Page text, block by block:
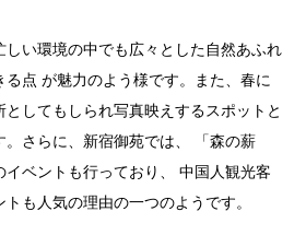
しい環境の中でも広々とした自然あふれ
点 が魅力のよう様です。また、春に
してもしられ写真映えするスポットと
。さらに、新宿御苑では、 「森の薪
ベントも行っており、 中国人観光客
も人気の理由の一つのようです。